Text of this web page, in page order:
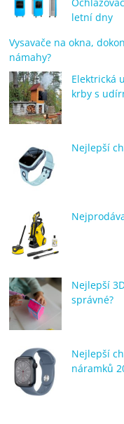
letní dny
Vysavače na okna,
námahy?
Elektrická
krby s
Nejlepší
Nejlepší
správné?
Nejlepší
náramků